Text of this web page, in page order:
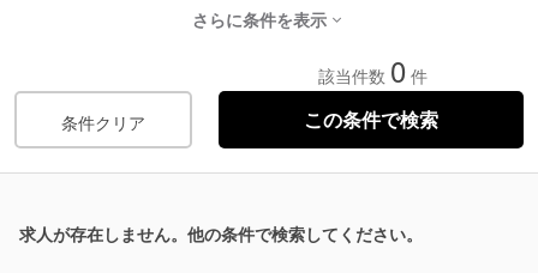
さらに条件を表示
条件クリア
該当件数 0 件
求人が存在しません。他の条件で検索してください。